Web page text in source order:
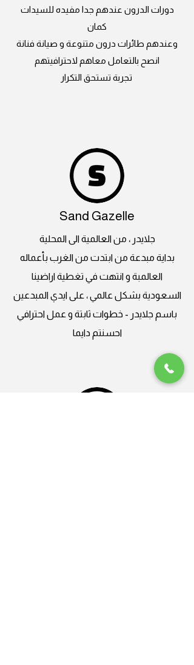
دورات الدرون عندهم جدا مفيده للسيدات
كمان
وعندهم طائرات درون متنوعة و صيانة فنانة
انصح بالتعامل معاهم لاحترافيتهم
Sand Gazelle
جلايدر ، من العالمية الى المحلية
بداية مبدعة من ابتدت من الغرب بأعماله
العالمبة و انتهت في تغطية اراضينا
السعودية بشكل عالمي ، على ايدي المبدعين
باسم جلايدر - خطوات ثابتة و عمل احترافي
احسنتم دايما